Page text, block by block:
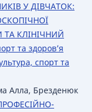
У ДІВЧАТОК:
ТА КЛІНІЧНИЙ
та здоров’я
спорт та
Алла, Брезденюк